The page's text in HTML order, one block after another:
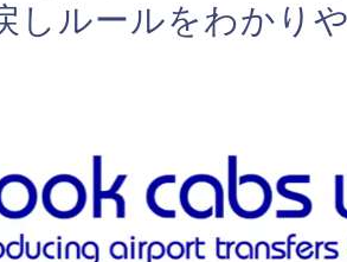
しルールをわかり